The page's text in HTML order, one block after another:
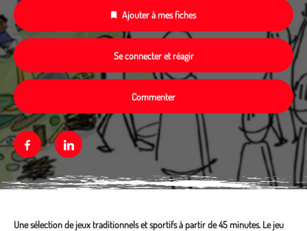
Ajouter à mes fiches
Se connecter et réagir
Commenter
FacebookLinkedin
Une sélection de jeux traditionnels et sportifs à partir de 45 minutes. Le jeu